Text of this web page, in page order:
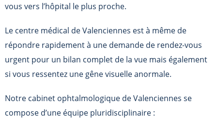
vous vers l’hôpital le plus proche.
Le centre médical de Valenciennes est à même de
répondre rapidement à une demande de rendez-vous
urgent pour un bilan complet de la vue mais également
si vous ressentez une gêne visuelle anormale.
Notre cabinet ophtalmologique de Valenciennes se
compose d’une équipe pluridisciplinaire :